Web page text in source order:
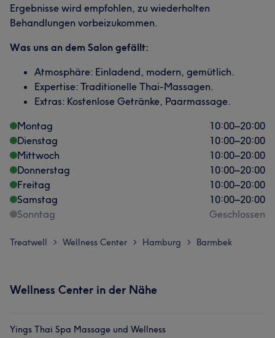
Ergebnisse wird empfohlen, zu wiederholten
Behandlungen vorbeizukommen.
Was uns an dem Salon gefällt:
Atmosphäre: Einladend, modern, gemütlich.
Expertise: Traditionelle Thai-Massagen.
Extras: Kostenlose Getränke, Paarmassage.
Montag
10:00–20:00
Dienstag
10:00–20:00
Mittwoch
10:00–20:00
Donnerstag
10:00–20:00
Freitag
10:00–20:00
Samstag
10:00–20:00
Sonntag
Geschlossen
Treatwell > Wellness Center > Hamburg > Barmbek
Wellness Center in der Nähe
Yings Thai Spa Massage und Wellness